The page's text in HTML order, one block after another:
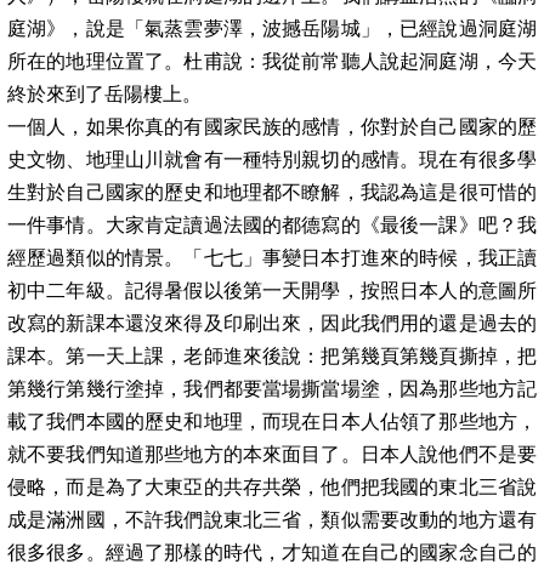
庭湖》，說是「氣蒸雲夢澤，波撼岳陽城」，已經說過洞庭湖
所在的地理位置了。杜甫說：我從前常聽人說起洞庭湖，今天
終於來到了岳陽樓上。
一個人，如果你真的有國家民族的感情，你對於自己國家的歷
史文物、地理山川就會有一種特別親切的感情。現在有很多學
生對於自己國家的歷史和地理都不瞭解，我認為這是很可惜的
一件事情。大家肯定讀過法國的都德寫的《最後一課》吧？我
經歷過類似的情景。「七七」事變日本打進來的時候，我正讀
初中二年級。記得暑假以後第一天開學，按照日本人的意圖所
改寫的新課本還沒來得及印刷出來，因此我們用的還是過去的
課本。第一天上課，老師進來後說：把第幾頁第幾頁撕掉，把
第幾行第幾行塗掉，我們都要當場撕當場塗，因為那些地方記
載了我們本國的歷史和地理，而現在日本人佔領了那些地方，
就不要我們知道那些地方的本來面目了。日本人說他們不是要
侵略，而是為了大東亞的共存共榮，他們把我國的東北三省說
成是滿洲國，不許我們說東北三省，類似需要改動的地方還有
很多很多。經過了那樣的時代，才知道在自己的國家念自己的